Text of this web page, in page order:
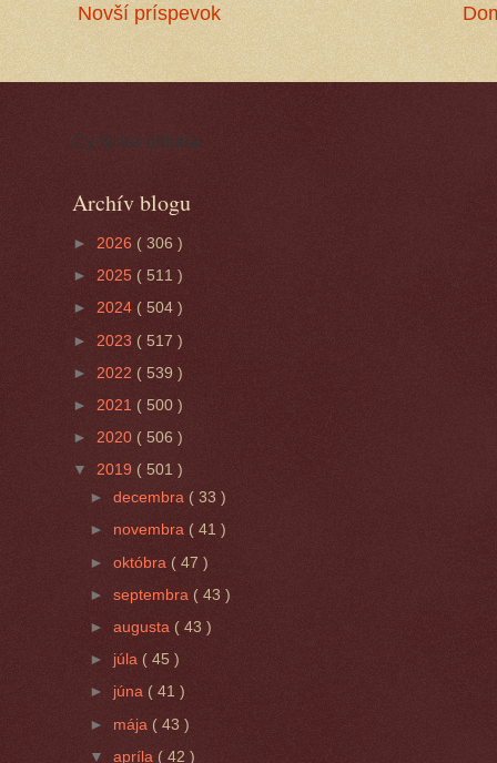
Novší príspevok
Cynická obluda
Archív blogu
► 2026 ( 306 )
► 2025 ( 511 )
► 2024 ( 504 )
► 2023 ( 517 )
► 2022 ( 539 )
► 2021 ( 500 )
► 2020 ( 506 )
▼ 2019 ( 501 )
►decembra ( 33 )
► novembra ( 41 )
►októbra ( 47 )
►septembra( 43 )
►augusta ( 43 )
► júla ( 45 )
► júna ( 41 )
► mája ( 43 )
▼apríla ( 42 )